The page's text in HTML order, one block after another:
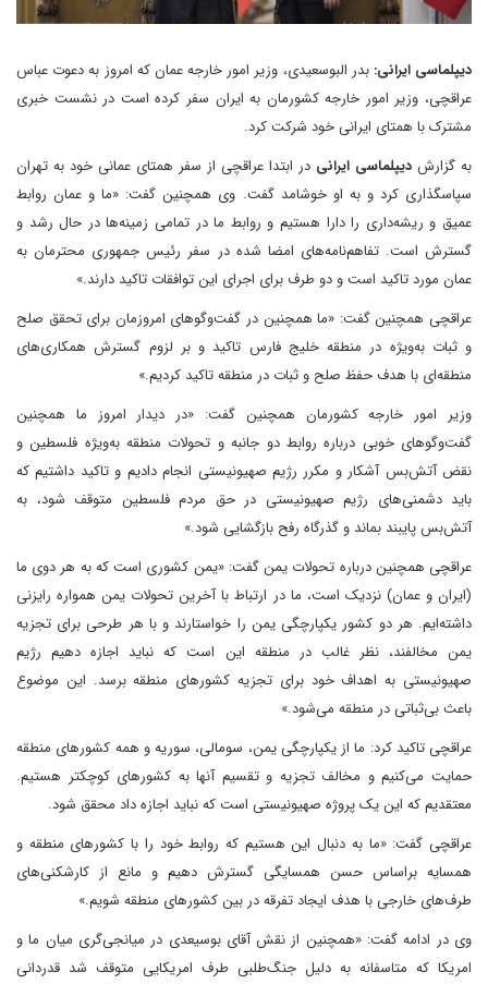
دیپلماسی ایرانی: بدر البوسعیدی، وزیر امور خارجه عمان که امروز به دعوت عباس
عراقچی، وزیر امور خارجه کشورمان به ایران سفر کرده است در نشست خبری
مشترک با همتای ایرانی خود شرکت کرد.
به گزارش دیپلماسی ایرانی در ابتدا عراقچی از سفر همتای عمانی خود به تهران
سپاسگذاری کرد و به او خوشامد گفت. وی همچنین گفت: «ما و عمان روابط
عمیق و ریشه‌داری را دارا هستیم و روابط ما در تمامی زمینه‌ها در حال رشد و
گسترش است. تفاهم‌نامه‌های امضا شده در سفر رئیس جمهوری محترمان به
عمان مورد تاکید است و دو طرف برای اجرای این توافقات تاکید دارند.»
عراقچی همچنین گفت: «ما همچنین در گفت‌وگوهای امروزمان برای تحقق صلح
و ثبات به‌ویژه در منطقه خلیج فارس تاکید و بر لزوم گسترش همکاری‌های
منطقه‌ای با هدف حفظ صلح و ثبات در منطقه تاکید کردیم.»
وزیر امور خارجه کشورمان همچنین گفت: «در دیدار امروز ما همچنین
گفت‌وگوهای خوبی درباره روابط دو جانبه و تحولات منطقه به‌ویژه فلسطین و
نقض آتش‌بس آشکار و مکرر رژیم صهیونیستی انجام دادیم و تاکید داشتیم که
باید دشمنی‌های رژیم صهیونیستی در حق مردم فلسطین متوقف شود، به
آتش‌بس پایبند بماند و گذرگاه رفح بازگشایی شود.»
عراقچی همچنین درباره تحولات یمن گفت: «یمن کشوری است که به هر دوی ما
(ایران و عمان) نزدیک است، ما در ارتباط با آخرین تحولات یمن همواره رایزنی
داشته‌ایم. هر دو کشور یکپارچگی یمن را خواستارند و با هر طرحی برای تجزیه
یمن مخالفند، نظر غالب در منطقه این است که نباید اجازه دهیم رژیم
صهیونیستی به اهداف خود برای تجزیه کشورهای منطقه برسد. این موضوع
باعث بی‌ثباتی در منطقه می‌شود.»
عراقچی تاکید کرد: ما از یکپارچگی یمن، سومالی، سوریه و همه کشورهای منطقه
حمایت می‌کنیم و مخالف تجزیه و تقسیم آنها به کشورهای کوچکتر هستیم.
معتقدیم که این یک پروژه صهیونیستی است که نباید اجازه داد محقق شود.
عراقچی گفت: «ما به دنبال این هستیم که روابط خود را با کشورهای منطقه و
همسایه براساس حسن همسایگی گسترش دهیم و مانع از کارشکنی‌های
طرف‌های خارجی با هدف ایجاد تفرقه در بین کشورهای منطقه شویم.»
وی در ادامه گفت: «همچنین از نقش آقای بوسیعدی در میانجی‌گری میان ما و
امریکا که متاسفانه به دلیل جنگ‌طلبی طرف امریکایی متوقف شد قدردانی